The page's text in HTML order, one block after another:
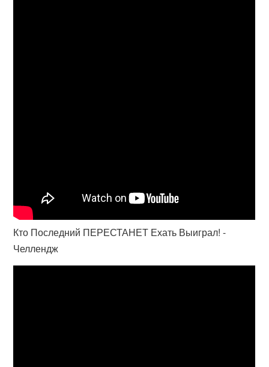
Кто Последний ПЕРЕСТАНЕТ Ехать Выиграл! -
Челлендж